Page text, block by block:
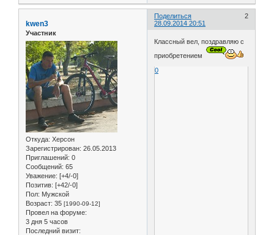
Поделиться
2
28.09.2014 20:51
kwen3
Участник
Откуда: Херсон
Зарегистрирован: 26.05.2013
Приглашений: 0
Сообщений: 65
Уважение: [+4/-0]
Позитив: [+42/-0]
Пол: Мужской
Возраст: 35 [1990-09-12]
Провел на форуме:
3 дня 5 часов
Последний визит:
Классный вел, поздравляю с
приобретением
0